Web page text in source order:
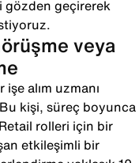
gözden geçirerek
veya
alım uzmanı
kişi, süreç boyunca
rolleri için bir
etkileşimli bir